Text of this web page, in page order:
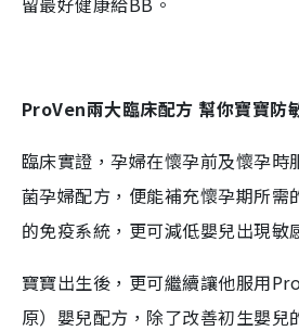
ProVen兩大臨床配方 幫你寶寶防
臨床實證，孕婦在懷孕前及懷孕時
菌孕婦配方，便能補充懷孕期所需
的免疫系統，更可減低嬰兒出現敏
寶寶出生後，更可繼續讓他服用
原）嬰兒配方，除了改善初生嬰兒